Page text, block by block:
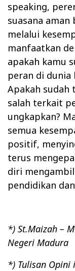
speaking,
suasana
melalui
manfaatkan
apakah kamu
peran di dunia
Apakah sudah
salah terkait
ungkapkan?
semua
positif,
terus
diri
pendidikan
*) St.Maizah –
Negeri Madura
*) Tulisan Opini